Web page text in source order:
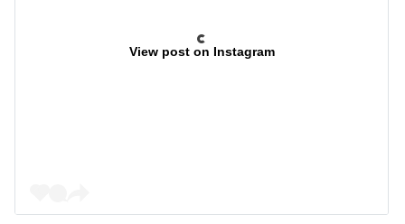
View post on Instagram